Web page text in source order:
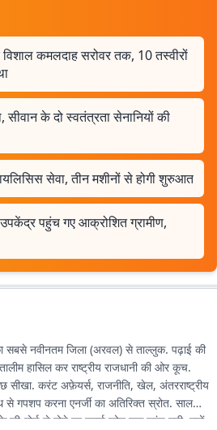
कमलदाह सरोवर तक, 10 तस्वीरों
के दो स्वतंत्रता सेनानियों की
सेवा, तीन मशीनों से होगी शुरुआत
पहुंच गए आक्रोशित ग्रामीण,
सबसे नवीनतम जिला (अरवल) से ताल्लुक. पढ़ाई की
हासिल कर राष्ट्रीय राजधानी की ओर कूच.
सीखा. करंट अफ़ेयर्स, राजनीति, खेल, अंतरराष्ट्रीय
गपशप करना एनर्जी का अतिरिक्त स्रोत. साल
बोर्ड से होते हुए स्मार्ट फोन तक पहुंच गयी. ज्यों-